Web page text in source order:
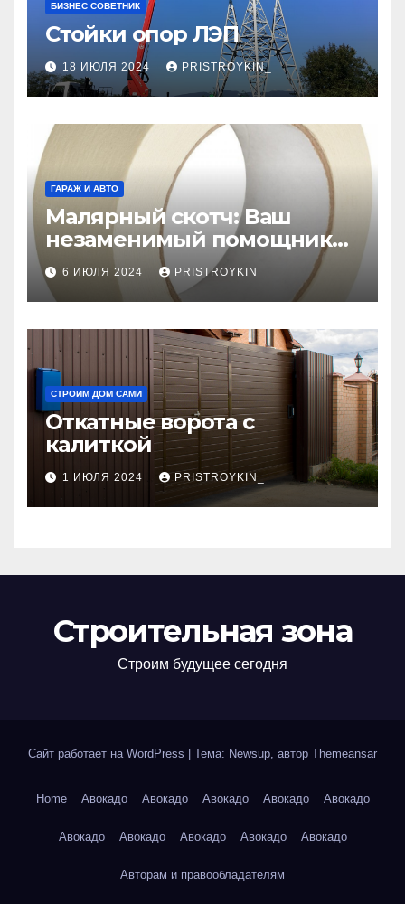
БИЗНЕС СОВЕТНИК
Стойки опор ЛЭП
18 ИЮЛЯ 2024 PRISTROYKIN_
ГАРАЖ И АВТО
Малярный скотч: Ваш
незаменимый помощник
при ремонтных работах
6 ИЮЛЯ 2024 PRISTROYKIN_
СТРОИМ ДОМ САМИ
Откатные ворота с
калиткой
1 ИЮЛЯ 2024 PRISTROYKIN_
Строительная зона
Строим будущее сегодня
Сайт работает на WordPress Тема: Newsup, автор Themeansar
Home Авокадо Авокадо Авокадо Авокадо Авокадо
Авокадо Авокадо Авокадо Авокадо Авокадо
Авторам и правообладателям